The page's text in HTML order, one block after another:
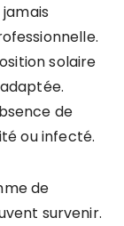
solaire
de
ou infecté.
de
survenir.